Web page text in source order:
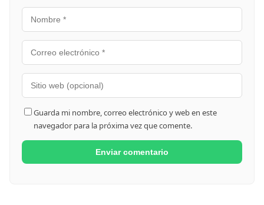
Guarda mi nombre, correo electrónico y web en este
navegador para la próxima vez que comente.